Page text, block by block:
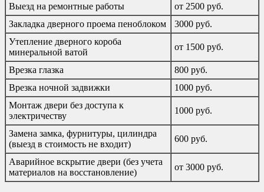
Выезд на ремонтные работы
от 2500 руб.
Закладка дверного проема пеноблоком
3000 руб.
Утепление дверного короба
минеральной ватой
от 1500 руб.
Врезка глазка
800 руб.
Врезка ночной задвижки
1000 руб.
Монтаж двери без доступа к
электричеству
1000 руб.
Замена замка, фурнитуры, цилиндра
(выезд в стоимость не входит)
600 руб.
Аварийное вскрытие двери (без учета
материалов на восстановление)
от 3000 руб.